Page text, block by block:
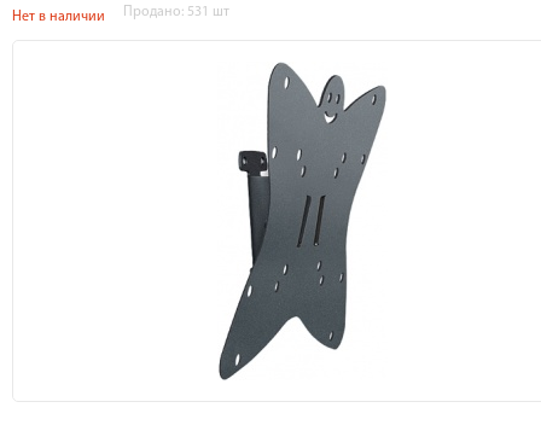
Нет в наличии
Продано: 531 шт